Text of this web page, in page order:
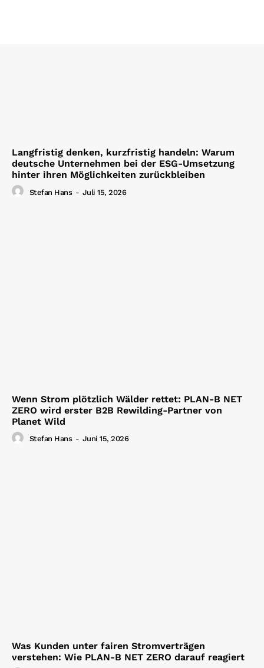
Langfristig denken, kurzfristig handeln: Warum
deutsche Unternehmen bei der ESG-Umsetzung
hinter ihren Möglichkeiten zurückbleiben
Stefan Hans - Juli 15, 2026
Wenn Strom plötzlich Wälder rettet: PLAN-B NET
ZERO wird erster B2B Rewilding-Partner von
Planet Wild
Stefan Hans - Juni 15, 2026
Was Kunden unter fairen Stromverträgen
verstehen: Wie PLAN-B NET ZERO darauf reagiert